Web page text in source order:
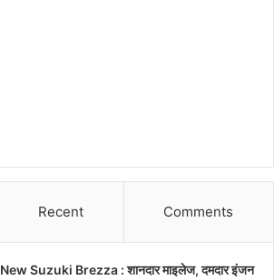
Recent Comments
New Suzuki Brezza : शानदार माइलेज, दमदार इंजन